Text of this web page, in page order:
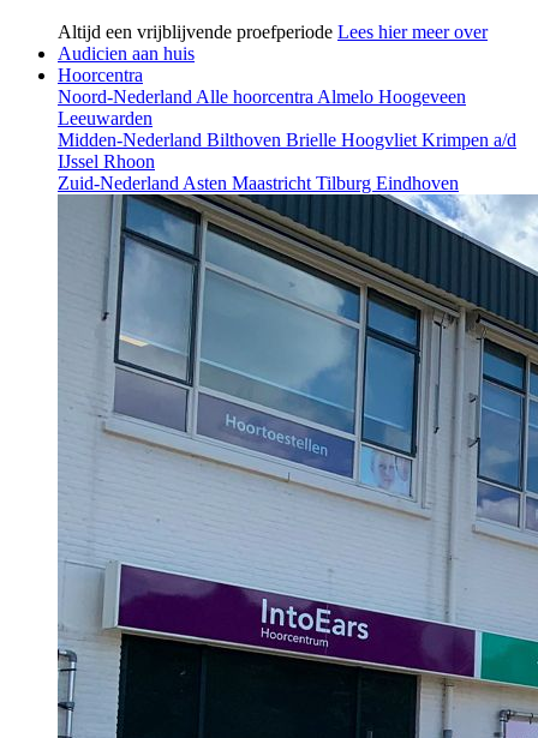
Altijd een vrijblijvende proefperiode Lees hier meer over
Audicien aan huis
Hoorcentra
Noord-NederlandAlle hoorcentraAlmelo Hoogeveen
Leeuwarden
Midden-Nederland Bilthoven Brielle HoogvlietKrimpen a/d
IJssel Rhoon
Zuid-NederlandAsten MaastrichtTilburg Eindhoven